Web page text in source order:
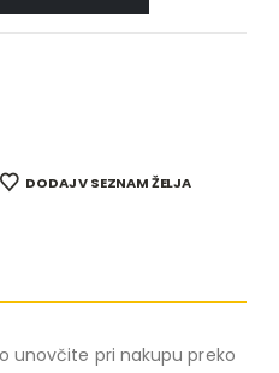
DODAJ V SEZNAM ŽELJA
unovčite pri nakupu preko